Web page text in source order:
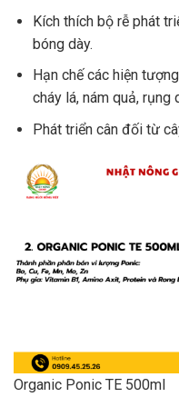
Kích thích bộ rễ phát
bóng dày.
Hạn chế các hiện
cháy lá, nám quả, rụng
Phát triển cân đối từ
Organic Ponic TE 500ml